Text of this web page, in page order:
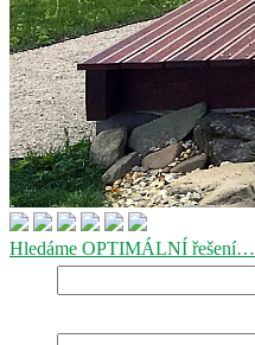
Hledáme OPTIMÁLNÍ řešení…